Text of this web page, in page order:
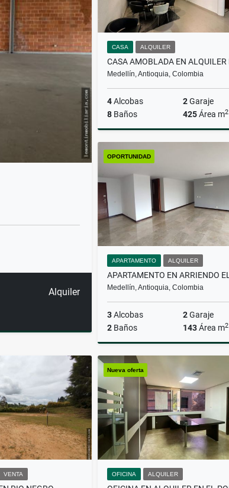
Alquiler
CASA ALQUILER
Medellín, Antioquia, Colombia
4Alcobas 2Garaje
8 Baños 425Área m2
OPORTUNIDAD
APARTAMENTO ALQUILER
Medellín, Antioquia, Colombia
3Alcobas 2Garaje
2 Baños 143Área m2
$6.500.000
VENTA
Nueva oferta
OFICINA ALQUILER